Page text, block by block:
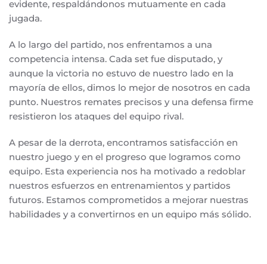
evidente, respaldándonos mutuamente en cada
jugada.
A lo largo del partido, nos enfrentamos a una
competencia intensa. Cada set fue disputado, y
aunque la victoria no estuvo de nuestro lado en la
mayoría de ellos, dimos lo mejor de nosotros en cada
punto. Nuestros remates precisos y una defensa firme
resistieron los ataques del equipo rival.
A pesar de la derrota, encontramos satisfacción en
nuestro juego y en el progreso que logramos como
equipo. Esta experiencia nos ha motivado a redoblar
nuestros esfuerzos en entrenamientos y partidos
futuros. Estamos comprometidos a mejorar nuestras
habilidades y a convertirnos en un equipo más sólido.